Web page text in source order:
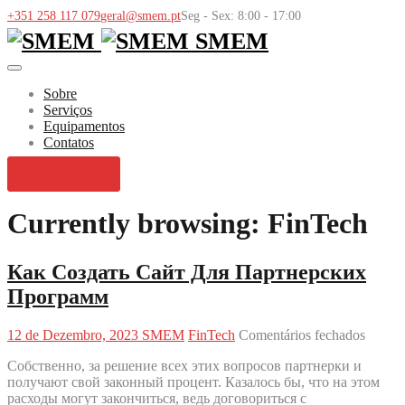
+351 258 117 079geral@smem.ptSeg - Sex: 8:00 - 17:00
SMEM
Sobre
Serviços
Equipamentos
Contatos
Currently browsing: FinTech
Как Создать Сайт Для Партнерских
Программ
12 de Dezembro, 2023 SMEM FinTech Comentários fechadosem
Сайт
Собственно, за решение всех этих вопросов партнерки и
получают свой законный процент. Казалось бы, что на этом
расходы могут закончиться, ведь договориться с